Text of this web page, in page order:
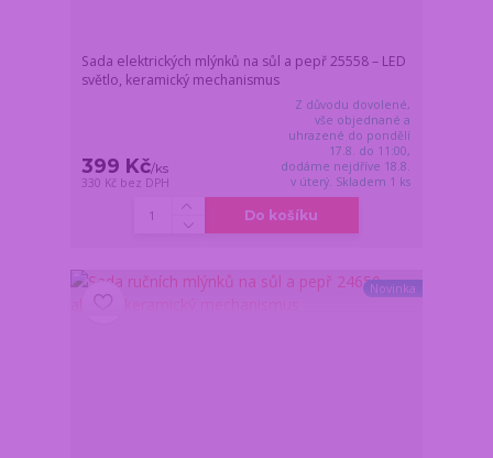
Sada elektrických mlýnků na sůl a pepř 25558 – LED
světlo, keramický mechanismus
399 Kč/ks
330 Kč bez DPH
Z důvodu dovolené,
vše objednané a
uhrazené do pondělí
17.8. do 11:00,
dodáme nejdříve 18.8.
v úterý. Skladem 1 ks
Do košíku
Novinka